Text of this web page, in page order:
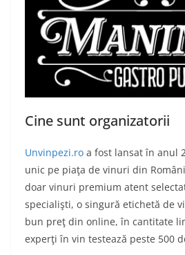
Cine sunt organizatorii
Unvinpezi.ro a fost lansat în anul
unic pe piaţa de vinuri din
doar vinuri premium atent
specialişti, o singură etichetă de
bun preţ din online, în cantitate
experţi în vin testează peste 500